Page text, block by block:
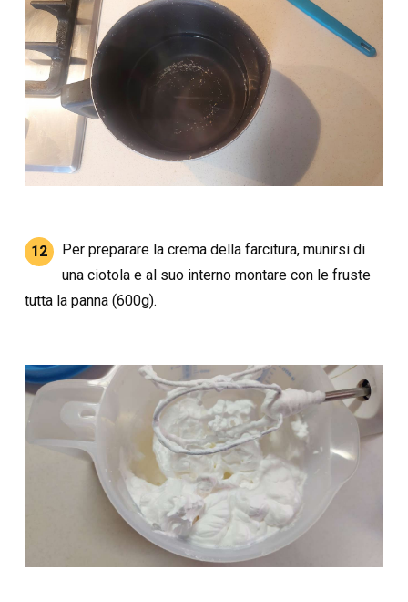
12
Per preparare la crema della farcitura, munirsi di
una ciotola e al suo interno montare con le fruste
tutta la panna (600g).